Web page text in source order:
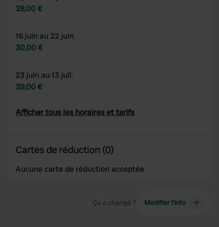
28,00 €
16 juin au 22 juin
30,00 €
23 juin au 13 juil.
39,00 €
Afficher tous les horaires et tarifs
Cartes de réduction (0)
Aucune carte de réduction acceptée
Ça a changé ? Modifier l’info